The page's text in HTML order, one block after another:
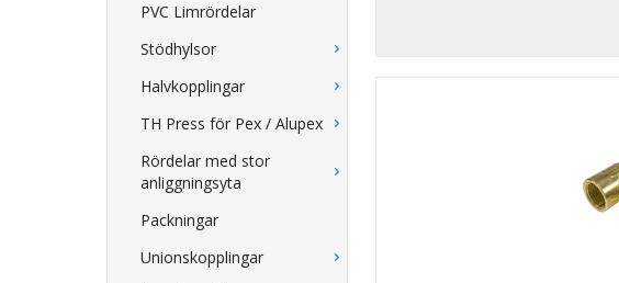
PVC Limrördelar
Stödhylsor
Halvkopplingar
TH Press för Pex / Alupex
Rördelar med stor
anliggningsyta
Packningar
Unionskopplingar